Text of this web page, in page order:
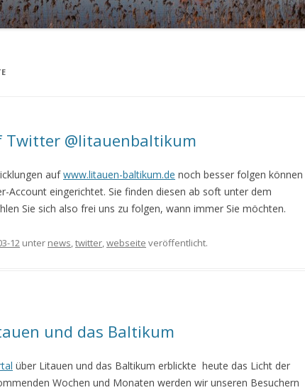
Twitter @litauenbaltikum
aufwww.litauen-baltikum.de noch besser folgen können
Account eingerichtet. Sie finden diesen ab soft unter dem
Sie sich also frei uns zu folgen, wann immer Sie möchten.
12 unter news,twitter,webseite veröffentlicht.
und das Baltikum
über Litauen und das Baltikum erblickte heute das Licht der
Wochen und Monaten werden wir unseren Besuchern